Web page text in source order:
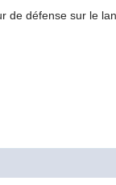
défense sur le